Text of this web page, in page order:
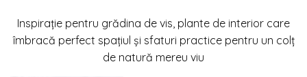
Inspirație pentru grădina de vis, plante de interior care
îmbracă perfect spațiul și sfaturi practice pentru un colț
de natură mereu viu